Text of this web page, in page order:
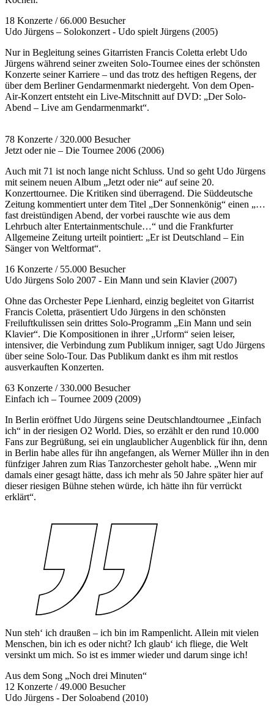
18 Konzerte / 66.000 Besucher
Udo Jürgens – Solokonzert - Udo spielt Jürgens (2005)
Nur in Begleitung seines Gitarristen Francis Coletta erlebt Udo
Jürgens während seiner zweiten Solo-Tournee eines der schönsten
Konzerte seiner Karriere – und das trotz des heftigen Regens, der
über dem Berliner Gendarmenmarkt niedergeht. Von dem Open-
Air-Konzert entsteht ein Live-Mitschnitt auf DVD: „Der Solo-
Abend – Live am Gendarmenmarkt“.
78 Konzerte / 320.000 Besucher
Jetzt oder nie – Die Tournee 2006 (2006)
Auch mit 71 ist noch lange nicht Schluss. Und so geht Udo Jürgens
mit seinem neuen Album „Jetzt oder nie“ auf seine 20.
Konzerttournee. Die Kritiken sind überragend. Die Süddeutsche
Zeitung kommentiert unter dem Titel „Der Sonnenkönig“ einen „…
fast dreistündigen Abend, der vorbei rauschte wie aus dem
Lehrbuch alter Entertainmentschule…“ und die Frankfurter
Allgemeine Zeitung urteilt pointiert: „Er ist Deutschland – Ein
Sänger von Weltformat“.
16 Konzerte / 55.000 Besucher
Udo Jürgens Solo 2007 - Ein Mann und sein Klavier (2007)
Ohne das Orchester Pepe Lienhard, einzig begleitet von Gitarrist
Francis Coletta, präsentiert Udo Jürgens in den schönsten
Freiluftkulissen sein drittes Solo-Programm „Ein Mann und sein
Klavier“. Die Kompositionen in ihrer „Urform“ seien leiser,
intensiver, die Verbindung zum Publikum inniger, sagt Udo Jürgens
über seine Solo-Tour. Das Publikum dankt es ihm mit restlos
ausverkauften Konzerten.
63 Konzerte / 330.000 Besucher
Einfach ich – Tournee 2009 (2009)
In Berlin eröffnet Udo Jürgens seine Deutschlandtournee „Einfach
ich“ in der riesigen O2 World. Dies, so erzählt er den rund 10.000
Fans zur Begrüßung, sei ein unglaublicher Augenblick für ihn, denn
in Berlin habe alles für ihn angefangen, als Werner Müller ihn in den
fünfziger Jahren zum Rias Tanzorchester geholt habe. „Wenn mir
damals einer gesagt hätte, dass ich mehr als 50 Jahre später hier auf
dieser riesigen Bühne stehen würde, ich hätte ihn für verrückt
erklärt“.
Nun steh‘ ich draußen – ich bin im Rampenlicht. Allein mit vielen
Menschen, bin ich es oder nicht? Ich glaub‘ ich fliege, die Welt
versinkt um mich. So ist es immer wieder und darum singe ich!
Aus dem Song „Noch drei Minuten“
12 Konzerte / 49.000 Besucher
Udo Jürgens - Der Soloabend (2010)